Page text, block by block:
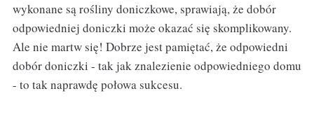
wykonane są rośliny doniczkowe, sprawiają, że dobór
odpowiedniej doniczki może okazać się skomplikowany.
Ale nie martw się! Dobrze jest pamiętać, że odpowiedni
dobór doniczki - tak jak znalezienie odpowiedniego domu
- to tak naprawdę połowa sukcesu.